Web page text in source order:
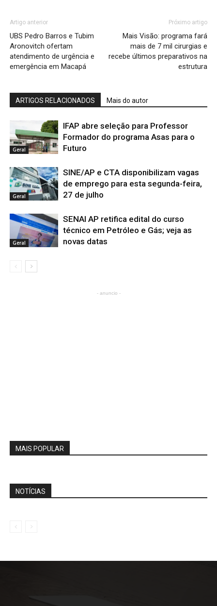
Artigo anterior
UBS Pedro Barros e Tubim
Aronovitch ofertam
atendimento de urgência e
emergência em Macapá
Próximo artigo
Mais Visão: programa fará
mais de 7 mil cirurgias e
recebe últimos preparativos na
estrutura
ARTIGOS RELACIONADOS Mais do autor
Geral
IFAP abre seleção para Professor
Formador do programa Asas para o
Futuro
Geral
SINE/AP e CTA disponibilizam vagas
de emprego para esta segunda-feira,
27 de julho
Geral
SENAI AP retifica edital do curso
técnico em Petróleo e Gás; veja as
novas datas
- anuncio -
MAIS POPULAR
NOTÍCIAS